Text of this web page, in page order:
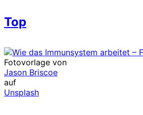
Top
Fotovorlage von
Jason Briscoe
auf
Unsplash